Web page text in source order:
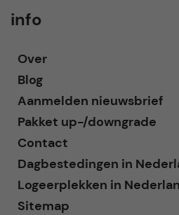
info
Over
Blog
Aanmelden nieuwsbrief
Pakket up-/downgrade
Contact
Dagbestedingen in
Logeerplekken in
Sitemap